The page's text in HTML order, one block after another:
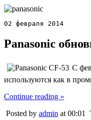
02 февраля 2014
Panasonic
C
используются как в
Continue reading »
Posted by admin at 00:01